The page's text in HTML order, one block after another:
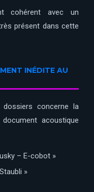
cohérent avec un
présent dans cette
INÉDITE AU
concerne la
acoustique
– E-cobot »
»